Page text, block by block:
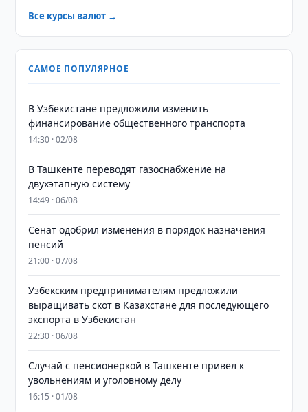
Все курсы валют →
САМОЕ ПОПУЛЯРНОЕ
В Узбекистане предложили изменить
финансирование общественного транспорта
14:30 · 02/08
В Ташкенте переводят газоснабжение на
двухэтапную систему
14:49 · 06/08
Сенат одобрил изменения в порядок назначения
пенсий
21:00 · 07/08
Узбекским предпринимателям предложили
выращивать скот в Казахстане для последующего
экспорта в Узбекистан
22:30 · 06/08
Случай с пенсионеркой в Ташкенте привел к
увольнениям и уголовному делу
16:15 · 01/08